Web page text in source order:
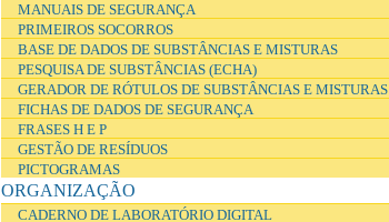
MANUAIS DE SEGURANÇA
PRIMEIROS SOCORROS
BASE DE DADOS DE SUBSTÂNCIAS E MISTURAS
PESQUISA DE SUBSTÂNCIAS (ECHA)
GERADOR DE RÓTULOS DE SUBSTÂNCIAS E MISTURAS
FICHAS DE DADOS DE SEGURANÇA
FRASES H E P
GESTÃO DE RESÍDUOS
PICTOGRAMAS
ORGANIZAÇÃO
CADERNO DE LABORATÓRIO DIGITAL